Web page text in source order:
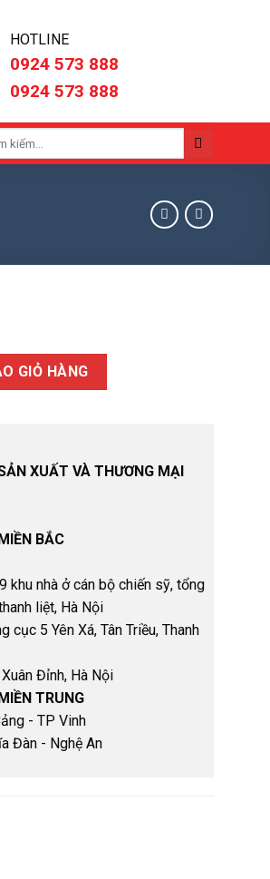
HOTLINE
0924 573 888
0924 573 888
số lượng
GIỎ HÀNG
XUẤT VÀ THƯƠNG MẠI
BẮC
khu nhà ở cán bộ chiến sỹ, tổng
liệt, Hà Nội
cục 5 Yên Xá, Tân Triều, Thanh
Đỉnh, Hà Nội
TRUNG
- TP Vinh
Đàn - Nghệ An